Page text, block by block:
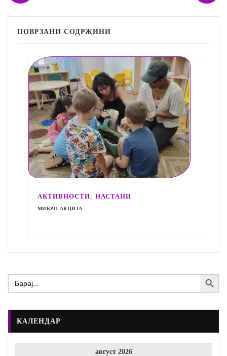
ПОВРЗАНИ СОДРЖИНИ
АКТИВНОСТИ,НАСТАНИ
МИКРО АКЦИЈА
Search
for:
Search Button
КАЛЕНДАР
август 2026